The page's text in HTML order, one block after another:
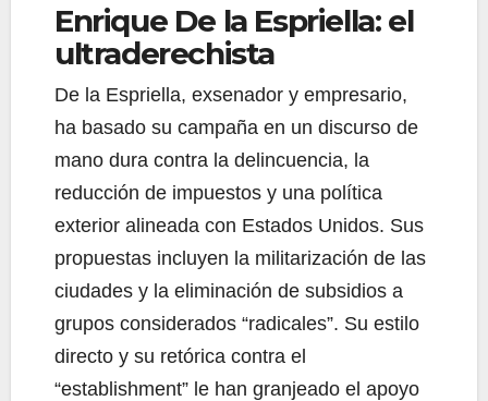
Enrique De la Espriella: el
ultraderechista
De la Espriella, exsenador y empresario,
ha basado su campaña en un discurso de
mano dura contra la delincuencia, la
reducción de impuestos y una política
exterior alineada con Estados Unidos. Sus
propuestas incluyen la militarización de las
ciudades y la eliminación de subsidios a
grupos considerados “radicales”. Su estilo
directo y su retórica contra el
“establishment” le han granjeado el apoyo